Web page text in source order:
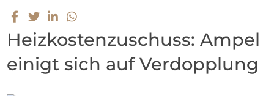
Heizkostenzuschuss: Ampel
einigt sich auf Verdopplung